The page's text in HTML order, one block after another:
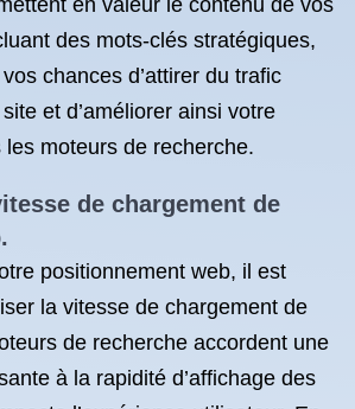
en valeur le contenu de vos
des mots-clés stratégiques,
chances d’attirer du trafic
et d’améliorer ainsi votre
moteurs de recherche.
de chargement de
positionnement web, il est
la vitesse de chargement de
de recherche accordent une
à la rapidité d’affichage des